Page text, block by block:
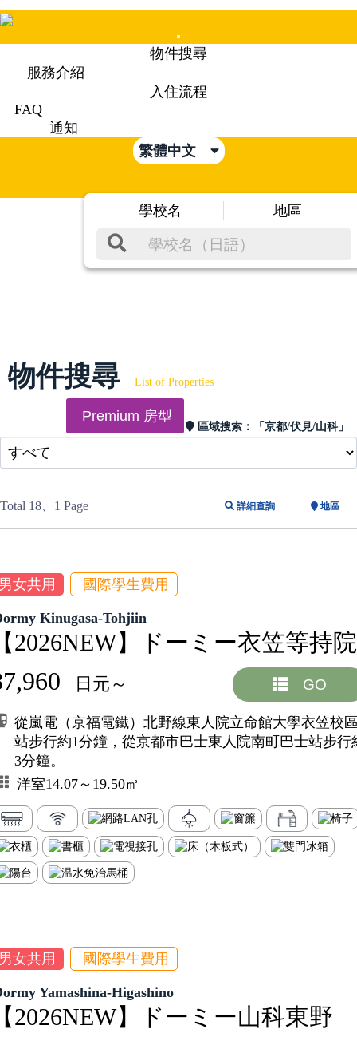
Mobile
Menu
物件搜尋
服務介紹
入住流程
FAQ
通知
繁體中文
學校名 地區
物件搜尋 List of Properties
區域搜索： 「京都/伏見/山科」
Premium 房型
Total 18、1 Page 詳細查詢 地區
女共用 國際學生費用
Kinugasa-Tohjiin
2026NEW】ドーミー衣笠等持院
日元～ GO
從嵐電（京福電鐵）北野線東人院立命館大學衣笠校
站步行約1分鐘，從京都市巴士東人院南町巴士站步行
3分鐘。
洋室14.07～19.50㎡
女共用 國際學生費用
Yamashina-Higashino
2026NEW】ドーミー山科東野